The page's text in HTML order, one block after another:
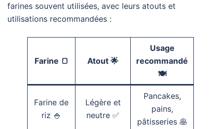
farines souvent utilisées, avec leurs atouts et
utilisations recommandées :
Farine 🍞 Atout 🌟
Usage
recommandé
🍽️
Farine de
riz 🍚
Légère et
neutre ✅
Pancakes,
pains,
pâtisseries 🥞